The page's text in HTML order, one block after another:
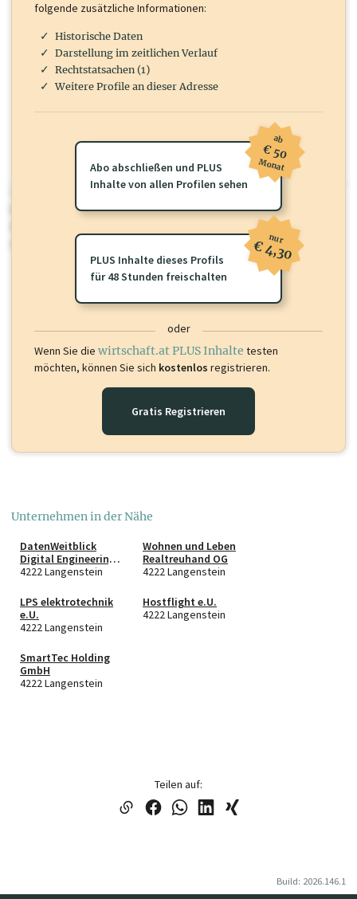
wirtschaft.at PLUS
Für dieses Profil gibt es zusätzlichewirtschaft.at PLUS Inhalte
Sie momentan nicht einsehen können. Schalten Sie dieses Profil frei
oder loggen Sie sich ein um diese Inhalte zu sehen.
folgende zusätzliche Informationen:
Historische Daten
Darstellung im zeitlichen Verlauf
Rechtstatsachen (1)
Weitere Profile an dieser Adresse
Abo abschließen und PLUS
Inhalte von allen Profilen sehen
ab
€ 50
Monat
PLUS Inhalte dieses Profils
für 48 Stunden freischalten
nur
€ 4,30
oder
Wenn Sie die wirtschaft.at PLUS Inhalte testen
möchten, können Sie sich kostenlos registrieren.
Gratis Registrieren
Unternehmen in der Nähe
DatenWeitblick
Digital Engineering
e.U.
4222 Langenstein
Wohnen und Leben
Realtreuhand OG
4222 Langenstein
LPS elektrotechnik
e.U.
4222 Langenstein
Hostflight e.U.
4222 Langenstein
SmartTec Holding
GmbH
4222 Langenstein
Teilen auf:
Build: 2026.146.1